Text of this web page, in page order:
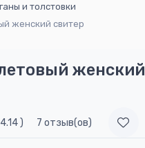
и толстовки
женский свитер
женский
) 7 отзыв(ов)